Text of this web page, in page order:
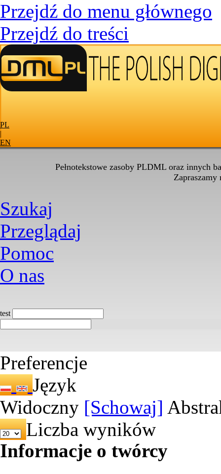
Przejdź do menu głównego
Przejdź do treści
PL
|
EN
Pełnotekstowe zasoby PLDML oraz innych
Zapraszamy
Szukaj
Przeglądaj
Pomoc
O nas
test
Preferencje
Język
Widoczny [Schowaj]
Liczba wyników
Informacje o twórcy